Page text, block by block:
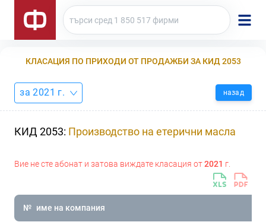
КЛАСАЦИЯ ПО ПРИХОДИ ОТ ПРОДАЖБИ ЗА КИД 2053
за 2021 г. назад
КИД 2053: Производство на етерични масла
Вие не сте абонат и затова виждате класация от2021 г.
№ име на компания